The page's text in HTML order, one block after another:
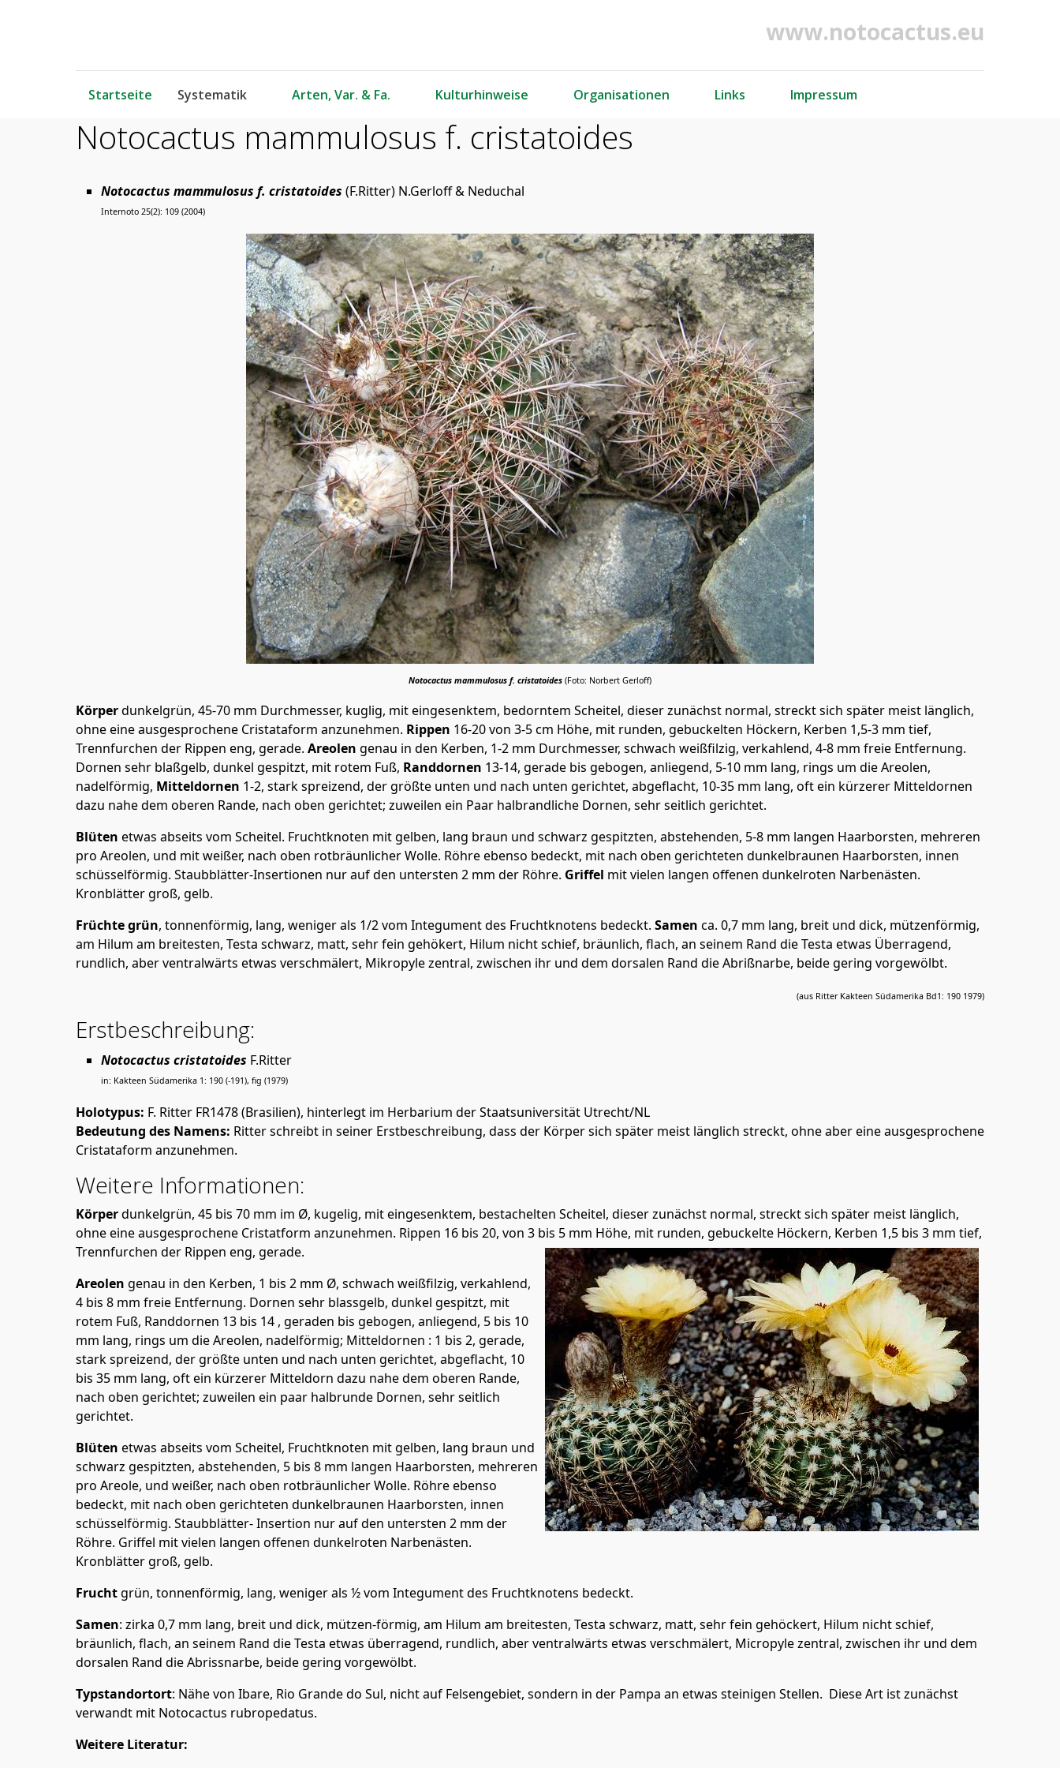
www.notocactus.eu
Startseite Systematik Arten, Var. & Fa. Kulturhinweise Organisationen Links Impressum
Notocactus mammulosus f. cristatoides
Notocactus mammulosus f. cristatoides (F.Ritter) N.Gerloff & Neduchal
Internoto 25(2): 109 (2004)
Notocactus mammulosus f. cristatoides (Foto: Norbert Gerloff)
Körperdunkelgrün, 45-70 mm Durchmesser, kuglig, mit eingesenktem, bedorntem Scheitel, dieser zunächst normal, streckt sich später meist länglich,
ohne eine ausgesprochene Cristataform anzunehmen. Rippen 16-20 von 3-5 cm Höhe, mit runden, gebuckelten Höckern, Kerben 1,5-3 mm tief,
Trennfurchen der Rippen eng, gerade. Areolen genau in den Kerben, 1-2 mm Durchmesser, schwach weißfilzig, verkahlend, 4-8 mm freie Entfernung.
Dornen sehr blaßgelb, dunkel gespitzt, mit rotem Fuß, Randdornen 13-14, gerade bis gebogen, anliegend, 5-10 mm lang, rings um die Areolen,
nadelförmig, Mitteldornen 1-2, stark spreizend, der größte unten und nach unten gerichtet, abgeflacht, 10-35 mm lang, oft ein kürzerer Mitteldornen
dazu nahe dem oberen Rande, nach oben gerichtet; zuweilen ein Paar halbrandliche Dornen, sehr seitlich gerichtet.
Blüten etwas abseits vom Scheitel. Fruchtknoten mit gelben, lang braun und schwarz gespitzten, abstehenden, 5-8 mm langen Haarborsten, mehreren
pro Areolen, und mit weißer, nach oben rotbräunlicher Wolle. Röhre ebenso bedeckt, mit nach oben gerichteten dunkelbraunen Haarborsten, innen
schüsselförmig. Staubblätter-Insertionen nur auf den untersten 2 mm der Röhre. Griffel mit vielen langen offenen dunkelroten Narbenästen.
Kronblätter groß, gelb.
Früchte grün, tonnenförmig, lang, weniger als 1/2 vom Integument des Fruchtknotens bedeckt. Samen ca. 0,7 mm lang, breit und dick, mützenförmig,
am Hilum am breitesten, Testa schwarz, matt, sehr fein gehökert, Hilum nicht schief, bräunlich, flach, an seinem Rand die Testa etwas Überragend,
rundlich, aber ventralwärts etwas verschmälert, Mikropyle zentral, zwischen ihr und dem dorsalen Rand die Abrißnarbe, beide gering vorgewölbt.
(aus Ritter Kakteen Südamerika Bd1: 190 1979)
Erstbeschreibung:
Notocactus cristatoides F.Ritter
in: Kakteen Südamerika 1: 190 (-191), fig (1979)
Holotypus: F. Ritter FR1478 (Brasilien), hinterlegt im Herbarium der Staatsuniversität Utrecht/NL
Bedeutung des Namens: Ritter schreibt in seiner Erstbeschreibung, dass der Körper sich später meist länglich streckt, ohne aber eine ausgesprochene
Cristataform anzunehmen.
Weitere Informationen:
Körperdunkelgrün, 45 bis 70 mm im Ø, kugelig, mit eingesenktem, bestachelten Scheitel, dieser zunächst normal, streckt sich später meist länglich,
ohne eine ausgesprochene Cristatform anzunehmen. Rippen 16 bis 20, von 3 bis 5 mm Höhe, mit runden, gebuckelte Höckern, Kerben 1,5 bis 3 mm tief,
Trennfurchen der Rippen eng, gerade.
Areolen genau in den Kerben, 1 bis 2 mm Ø, schwach weißfilzig, verkahlend,
4 bis 8 mm freie Entfernung. Dornen sehr blassgelb, dunkel gespitzt, mit
rotem Fuß, Randdornen 13 bis 14 , geraden bis gebogen, anliegend, 5 bis 10
mm lang, rings um die Areolen, nadelförmig; Mitteldornen : 1 bis 2, gerade,
stark spreizend, der größte unten und nach unten gerichtet, abgeflacht, 10
bis 35 mm lang, oft ein kürzerer Mitteldorn dazu nahe dem oberen Rande,
nach oben gerichtet; zuweilen ein paar halbrunde Dornen, sehr seitlich
gerichtet.
Blüten etwas abseits vom Scheitel, Fruchtknoten mit gelben, lang braun und
schwarz gespitzten, abstehenden, 5 bis 8 mm langen Haarborsten, mehreren
pro Areole, und weißer, nach oben rotbräunlicher Wolle. Röhre ebenso
bedeckt, mit nach oben gerichteten dunkelbraunen Haarborsten, innen
schüsselförmig. Staubblätter- Insertion nur auf den untersten 2 mm der
Röhre. Griffel mit vielen langen offenen dunkelroten Narbenästen.
Kronblätter groß, gelb.
Fruchtgrün, tonnenförmig, lang, weniger als ½ vom Integument des Fruchtknotens bedeckt.
Samen: zirka 0,7 mm lang, breit und dick, mützen-förmig, am Hilum am breitesten, Testa schwarz, matt, sehr fein gehöckert, Hilum nicht schief,
bräunlich, flach, an seinem Rand die Testa etwas überragend, rundlich, aber ventralwärts etwas verschmälert, Micropyle zentral, zwischen ihr und dem
dorsalen Rand die Abrissnarbe, beide gering vorgewölbt.
Typstandortort: Nähe von Ibare, Rio Grande do Sul, nicht auf Felsengebiet, sondern in der Pampa an etwas steinigen Stellen. Diese Art ist zunächst
verwandt mit Notocactus rubropedatus.
Weitere Literatur: